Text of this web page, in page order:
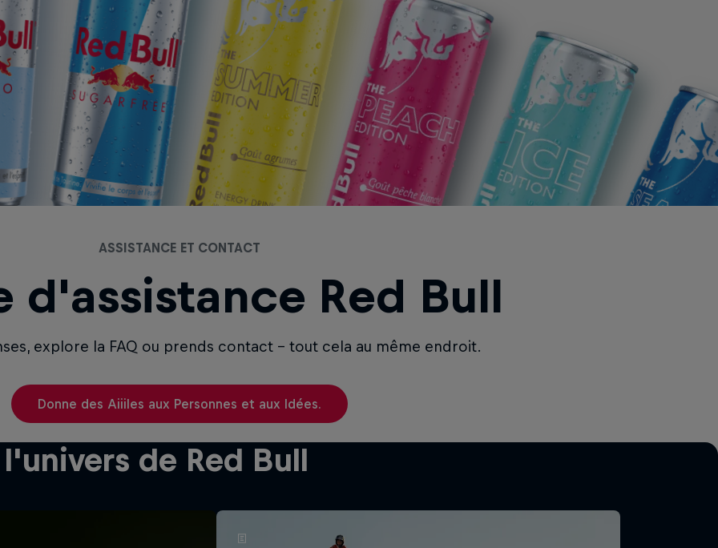
The Ice Edition
The
ASSISTANCE ET CONTACT
d'assistance Red Bull
explore la FAQ ou prends contact – tout cela au même endroit.
Donne des Aiiiles aux Personnes et aux Idées.
de Red Bull